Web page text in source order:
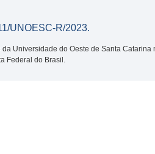
UNOESC-R/2023.
Universidade do Oeste de Santa Catarina
Federal do Brasil.